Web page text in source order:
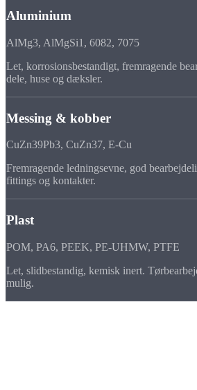
Aluminium
AlMg3, AlMgSi1, 6082, 7075
Let, korrosionsbestandigt, fremragende
dele, huse og dæksler.
Messing & kobber
CuZn39Pb3, CuZn37, E-Cu
Fremragende ledningsevne, god
fittings og kontakter.
Plast
POM, PA6, PEEK, PE-UHMW, PTFE
Let, slidbestandig, kemisk inert.
mulig.